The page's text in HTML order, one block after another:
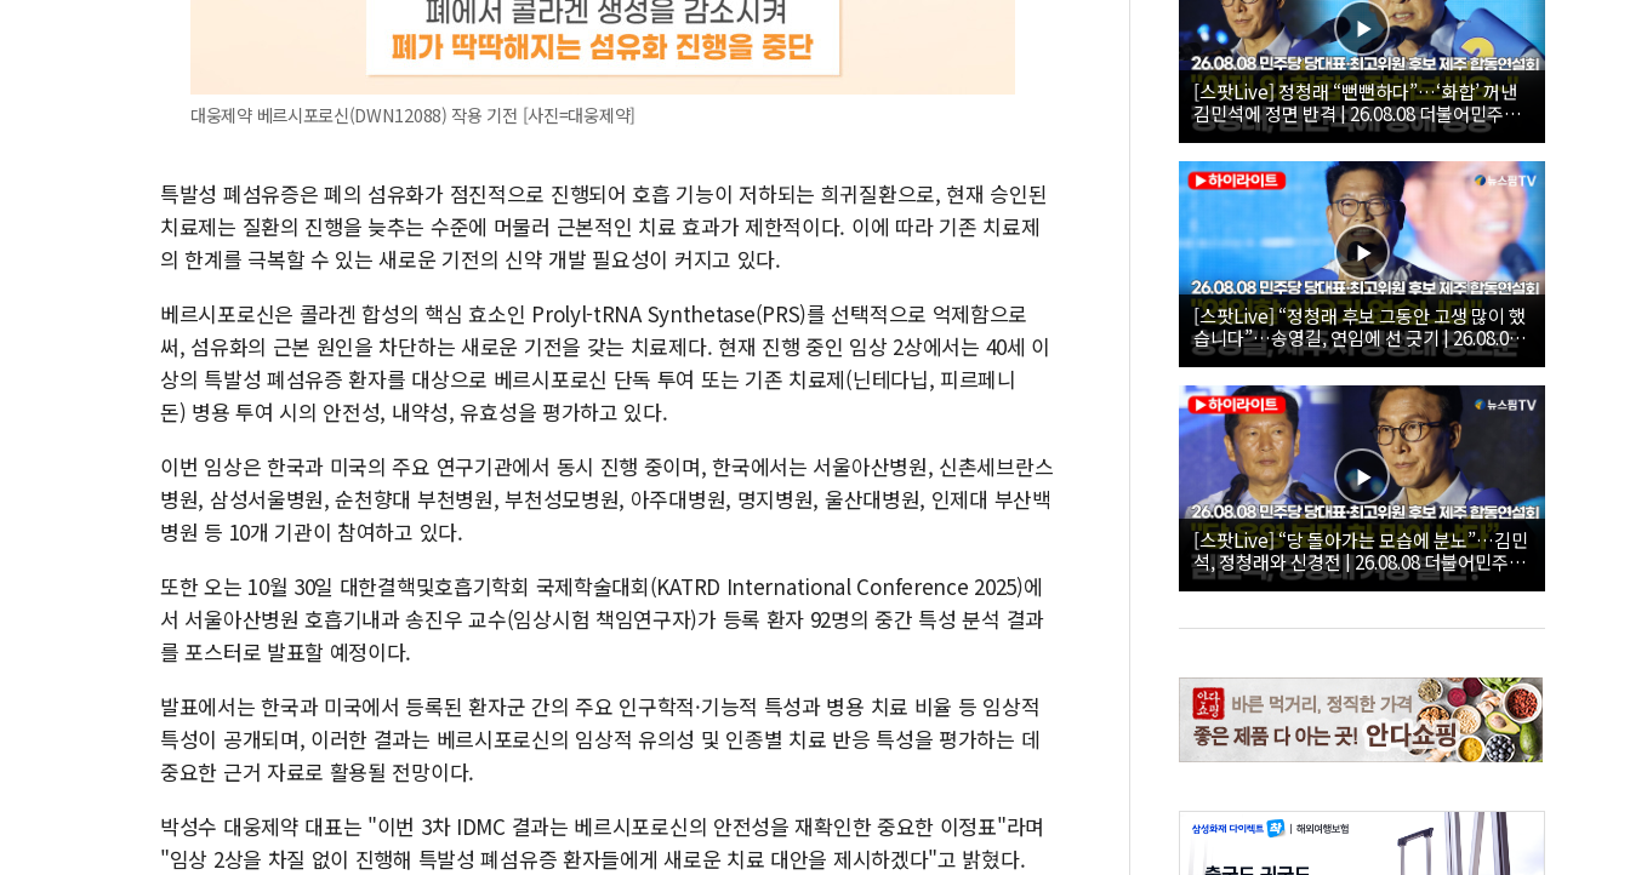
대웅제약 베르시포로신(DWN12088) 작용 기전 [사진=대웅제약]
특발성 폐섬유증은 폐의 섬유화가 점진적으로 진행되어 호흡 기능이 저하되는 희귀질환으로, 현재 승인된
치료제는 질환의 진행을 늦추는 수준에 머물러 근본적인 치료 효과가 제한적이다. 이에 따라 기존 치료제
의 한계를 극복할 수 있는 새로운 기전의 신약 개발 필요성이 커지고 있다.
베르시포로신은 콜라겐 합성의 핵심 효소인 Prolyl-tRNA Synthetase(PRS)를 선택적으로 억제함으로
써, 섬유화의 근본 원인을 차단하는 새로운 기전을 갖는 치료제다. 현재 진행 중인 임상 2상에서는 40세 이
상의 특발성 폐섬유증 환자를 대상으로 베르시포로신 단독 투여 또는 기존 치료제(닌테다닙, 피르페니
돈) 병용 투여 시의 안전성, 내약성, 유효성을 평가하고 있다.
이번 임상은 한국과 미국의 주요 연구기관에서 동시 진행 중이며, 한국에서는 서울아산병원, 신촌세브란스
병원, 삼성서울병원, 순천향대 부천병원, 부천성모병원, 아주대병원, 명지병원, 울산대병원, 인제대 부산백
병원 등 10개 기관이 참여하고 있다.
또한 오는 10월 30일 대한결핵및호흡기학회 국제학술대회(KATRD International Conference 2025)에
서 서울아산병원 호흡기내과 송진우 교수(임상시험 책임연구자)가 등록 환자 92명의 중간 특성 분석 결과
를 포스터로 발표할 예정이다.
발표에서는 한국과 미국에서 등록된 환자군 간의 주요 인구학적·기능적 특성과 병용 치료 비율 등 임상적
특성이 공개되며, 이러한 결과는 베르시포로신의 임상적 유의성 및 인종별 치료 반응 특성을 평가하는 데
중요한 근거 자료로 활용될 전망이다.
박성수 대웅제약 대표는 "이번 3차 IDMC 결과는 베르시포로신의 안전성을 재확인한 중요한 이정표"라며
"임상 2상을 차질 없이 진행해 특발성 폐섬유증 환자들에게 새로운 치료 대안을 제시하겠다"고 밝혔다.
[스팟Live] 정청래 “뻔뻔하다”…‘화합’ 꺼낸
김민석에 정면 반격 | 26.08.08 더불어민주당
당대표·최고위원 후보 제주 합동연설회
[스팟Live] “정청래 후보 그동안 고생 많이 했
습니다”…송영길, 연임에 선 긋기 | 26.08.08
더불어민주당 당대표·최고위원 후보 제주 합
동연설회
[스팟Live] “당 돌아가는 모습에 분노”…김민
석, 정청래와 신경전 | 26.08.08 더불어민주당
당대표·최고위원 후보 제주 합동연설회